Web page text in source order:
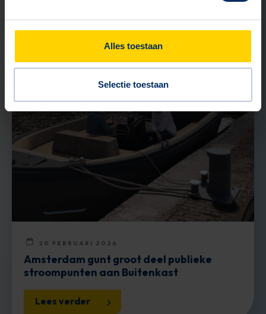
Alles toestaan
Selectie toestaan
Amsterdam gunt groot deel publieke
stroompunten aan Buitenkast
20 FEBRUARI 2026
Lees verder